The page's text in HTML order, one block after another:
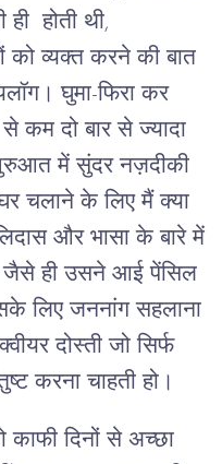
ही होती थी,
व्यक्त करने की बात
घुमा-फिरा कर
दो बार से ज्यादा
में सुंदर नज़दीकी
चलाने के लिए मैं क्या
और भासा के बारे में
जैसे ही उसने आई पेंसिल
लिए जननांग सहलाना
दोस्ती जो सिर्फ
करना चाहती हो।
दिनों से अच्छा